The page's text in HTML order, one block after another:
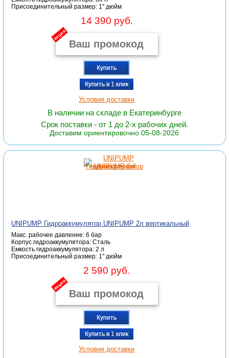
Присоединительный размер: 1" дюйм
14 390 руб.
акция
Купить
Купить в 1 клик
Условия доставки
В наличии на складе в Екатеринбурге
Срок поставки - от 1 до 2-х рабочих дней.
Доставим ориентировочно 05-08-2026
UNIPUMP Гидроаккумулятор UNIPUMP 2л вертикальный
Макс. рабочее давление: 6 бар
Корпус гидроаккумулятора: Сталь
Емкость гидроаккумулятора: 2 л
Присоединительный размер: 1" дюйм
2 590 руб.
акция
Купить
Купить в 1 клик
Условия доставки